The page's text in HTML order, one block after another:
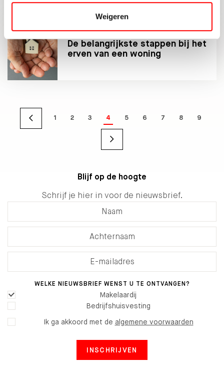
Weigeren
De belangrijkste stappen bij het
erven van een woning
1 2 3 4 5 6 7 8 9
Blijf op de hoogte
Schrijf je hier in voor de nieuwsbrief.
WELKE NIEUWSBRIEF WENST U TE ONTVANGEN?
Makelaardij
Bedrijfshuisvesting
Ik ga akkoord met de algemene voorwaarden
INSCHRIJVEN